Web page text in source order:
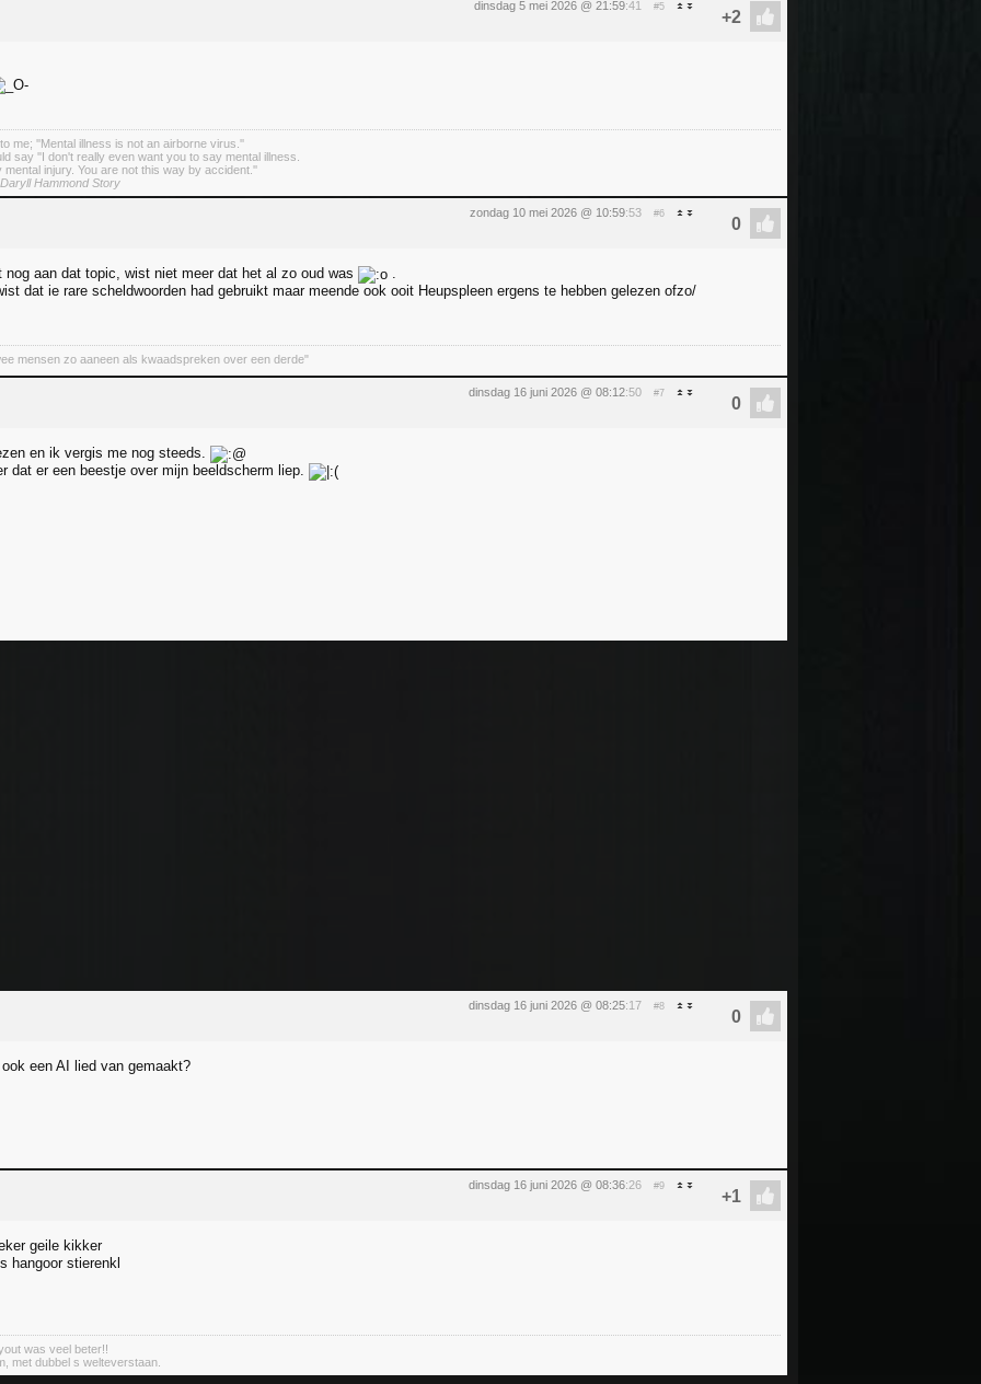
dinsdag 5 mei 2026 @ 21:59:41 #5
me; ''Mental illness is not an airborne virus.''
say ''I don't really even want you to say mental illness.
mental injury. You are not this way by accident.''
Hammond Story
zondag 10 mei 2026 @ 10:59:53 #6
aan dat topic, wist niet meer dat het al zo oud was
.
dat ie rare scheldwoorden had gebruikt maar meende ook ooit Heupspleen ergens te hebben gelezen ofzo/
mensen zo aaneen als kwaadspreken over een derde"
dinsdag 16 juni 2026 @ 08:12:50 #7
en ik vergis me nog steeds.
dat er een beestje over mijn beeldscherm liep.
dinsdag 16 juni 2026 @ 08:25:17 #8
een AI lied van gemaakt?
dinsdag 16 juni 2026 @ 08:36:26 #9
geile kikker
hangoor stierenkl
was veel beter!!
met dubbel s welteverstaan.